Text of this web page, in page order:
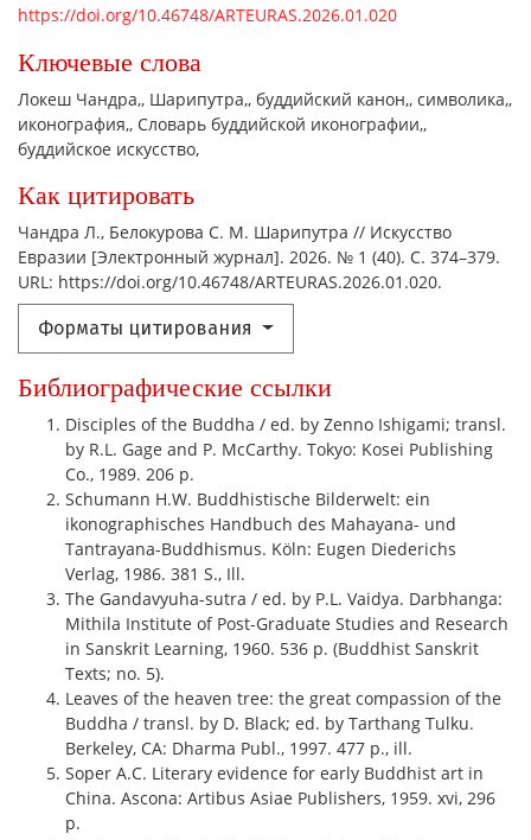
Ключевые слова
Локеш Чандра, Шарипутра, буддийский канон, символика,
иконография, Словарь буддийской иконографии,
буддийское искусство,
Как цитировать
Чандра Л., Белокурова С. М. Шарипутра // Искусство
Евразии [Электронный журнал]. 2026. № 1 (40). С. 374–379.
URL: https://doi.org/10.46748/ARTEURAS.2026.01.020.
Форматы цитирования
https://doi.org/10.46748/ARTEURAS.2026.01.020
Библиографические ссылки
Disciples of the Buddha / ed. by Zenno Ishigami; transl.
by R.L. Gage and P. McCarthy. Tokyo: Kosei Publishing
Co., 1989. 206 p.
Schumann H.W. Buddhistische Bilderwelt: ein
ikonographisches Handbuch des Mahayana- und
Tantrayana-Buddhismus. Köln: Eugen Diederichs
Verlag, 1986. 381 S., Ill.
The Gandavyuha-sutra / ed. by P.L. Vaidya. Darbhanga:
Mithila Institute of Post-Graduate Studies and Research
in Sanskrit Learning, 1960. 536 p. (Buddhist Sanskrit
Texts; no. 5).
Leaves of the heaven tree: the great compassion of the
Buddha / transl. by D. Black; ed. by Tarthang Tulku.
Berkeley, CA: Dharma Publ., 1997. 477 p., ill.
Soper A.C. Literary evidence for early Buddhist art in
China. Ascona: Artibus Asiae Publishers, 1959. xvi, 296
p.